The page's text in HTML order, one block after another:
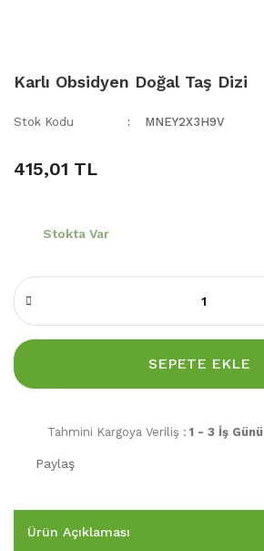
Karlı Obsidyen Doğal Taş Dizi
Stok Kodu MNEY2X3H9V
415,01 TL
Stokta Var
SEPETE EKLE
Tahmini Kargoya Veriliş : 1 - 3 İş Günü
Paylaş
Ürün Açıklaması